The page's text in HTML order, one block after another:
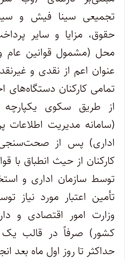
تجمیعی سینا فیش و
حقوق، مزایا و سایر
محل (مشمول قوانین
عنوان اعم از نقدی و
تمامی کارکنان دستگاه‌های
از طریق سکوی یکپارچه
(سامانه مدیریت اطلاعات
اداری) پس از صحت‌سنجی
کارکنان از حیث انطباق با
توسط سازمان اداری و
تأمین اعتبار مورد نیاز
وزارت امور اقتصادی و
کشور) صرفاً در قالب
حداکثر تا روز اول ماه بعد